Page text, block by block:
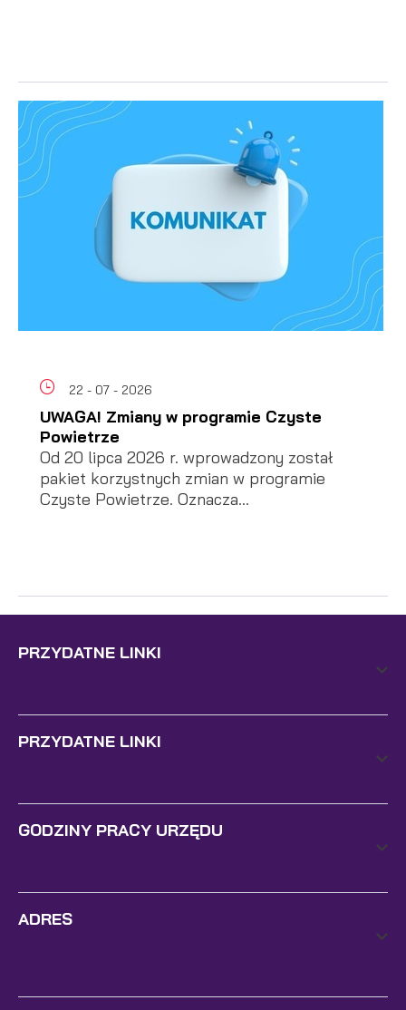
22 - 07 - 2026
UWAGA! Zmiany w programie Czyste
Powietrze
Od 20 lipca 2026 r. wprowadzony został
pakiet korzystnych zmian w programie
Czyste Powietrze. Oznacza...
PRZYDATNE LINKI
PRZYDATNE LINKI
GODZINY PRACY URZĘDU
ADRES